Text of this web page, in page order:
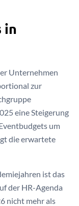
in
Unternehmen
zur
eine Steigerung
um
die erwartete
ist das
der HR-Agenda
nicht mehr als